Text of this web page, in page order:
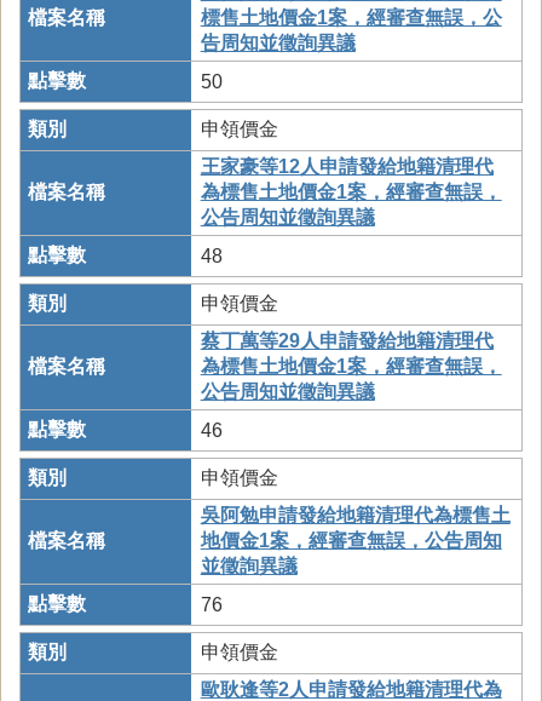
標售土地價金1案，經審查無誤，公
告周知並徵詢異議
50
申領價金
王家豪等12人申請發給地籍清理代
為標售土地價金1案，經審查無誤，
公告周知並徵詢異議
48
申領價金
蔡丁萬等29人申請發給地籍清理代
為標售土地價金1案，經審查無誤，
公告周知並徵詢異議
46
申領價金
吳阿勉申請發給地籍清理代為標售土
地價金1案，經審查無誤，公告周知
並徵詢異議
76
申領價金
歐耿逢等2人申請發給地籍清理代為